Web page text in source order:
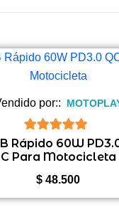
por::
5de 5
Rápido 60W
C Para Motocicleta
$ 48.500